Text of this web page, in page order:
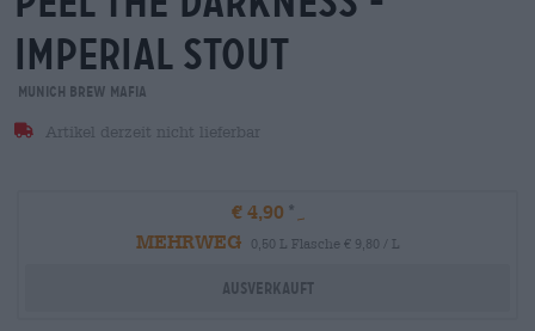
imperial stout
Munich Brew Mafia
Artikel derzeit nicht lieferbar
€ 4,90
MEHRWEG
0,50 L Flasche € 9,80 / L
Ausverkauft